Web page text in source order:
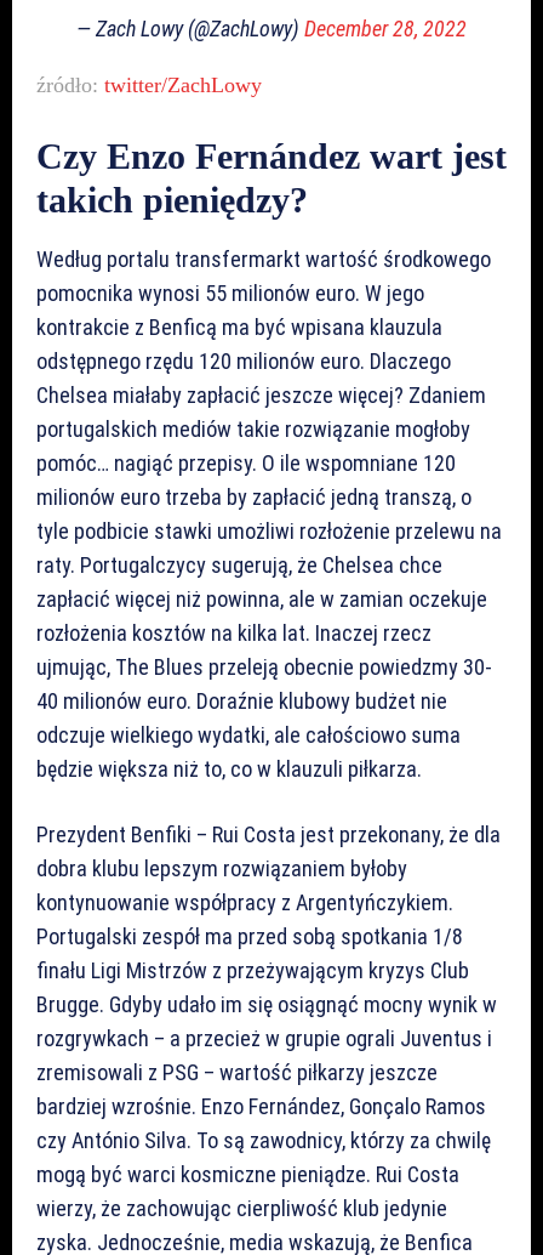
— Zach Lowy (@ZachLowy) December 28, 2022
źródło: twitter/ZachLowy
Czy Enzo Fernández wart jest
takich pieniędzy?
Według portalu transfermarkt wartość środkowego
pomocnika wynosi 55 milionów euro. W jego
kontrakcie z Benficą ma być wpisana klauzula
odstępnego rzędu 120 milionów euro. Dlaczego
Chelsea miałaby zapłacić jeszcze więcej? Zdaniem
portugalskich mediów takie rozwiązanie mogłoby
pomóc… nagiąć przepisy. O ile wspomniane 120
milionów euro trzeba by zapłacić jedną transzą, o
tyle podbicie stawki umożliwi rozłożenie przelewu na
raty. Portugalczycy sugerują, że Chelsea chce
zapłacić więcej niż powinna, ale w zamian oczekuje
rozłożenia kosztów na kilka lat. Inaczej rzecz
ujmując, The Blues przeleją obecnie powiedzmy 30-
40 milionów euro. Doraźnie klubowy budżet nie
odczuje wielkiego wydatki, ale całościowo suma
będzie większa niż to, co w klauzuli piłkarza.
Prezydent Benfiki – Rui Costa jest przekonany, że dla
dobra klubu lepszym rozwiązaniem byłoby
kontynuowanie współpracy z Argentyńczykiem.
Portugalski zespół ma przed sobą spotkania 1/8
finału Ligi Mistrzów z przeżywającym kryzys Club
Brugge. Gdyby udało im się osiągnąć mocny wynik w
rozgrywkach – a przecież w grupie ograli Juventus i
zremisowali z PSG – wartość piłkarzy jeszcze
bardziej wzrośnie. Enzo Fernández, Gonçalo Ramos
czy António Silva. To są zawodnicy, którzy za chwilę
mogą być warci kosmiczne pieniądze. Rui Costa
wierzy, że zachowując cierpliwość klub jedynie
zyska. Jednocześnie, media wskazują, że Benfica